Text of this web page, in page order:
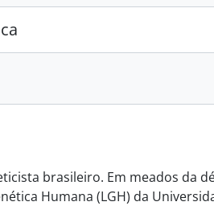
brasileiro. Em meados da
Humana (LGH) da